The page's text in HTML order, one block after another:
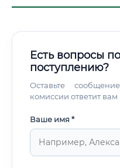
Есть вопросы
поступлению?
Оставьте
комиссии ответит
Ваше имя *